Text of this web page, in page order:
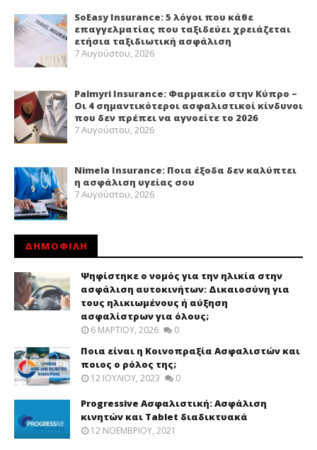
SoEasy Insurance: 5 λόγοι που κάθε
επαγγελματίας που ταξιδεύει χρειάζεται
ετήσια ταξιδιωτική ασφάλιση
7 Αυγούστου, 2026
Palmyri Insurance: Φαρμακείο στην Κύπρο –
Οι 4 σημαντικότεροι ασφαλιστικοί κίνδυνοι
που δεν πρέπει να αγνοείτε το 2026
7 Αυγούστου, 2026
Nimela Insurance: Ποια έξοδα δεν καλύπτει
η ασφάλιση υγείας σου
7 Αυγούστου, 2026
ΔΗΜΟΦΙΛΗ
Ψηφίστηκε ο νομός για την ηλικία στην
ασφάλιση αυτοκινήτων: Δικαιοσύνη για
τους ηλικιωμένους ή αύξηση
ασφαλίστρων για όλους;
6 ΜΑΡΤΊΟΥ, 2026 0
Ποια είναι η Κοινοπραξία Ασφαλιστών και
ποιος ο ρόλος της;
12 ΙΟΥΛΊΟΥ, 2023 0
Progressive Ασφαλιστική: Ασφάλιση
κινητών και Tablet διαδικτυακά
12 ΝΟΕΜΒΡΊΟΥ, 2021